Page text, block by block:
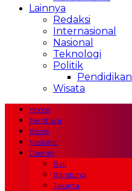
Lainnya
Redaksi
Internasional
Nasional
Teknologi
Politik
Pendidikan
Wisata
Home
Peristiwa
Bisnis
Nasional
Daerah
Bali
Bandung
Jakarta